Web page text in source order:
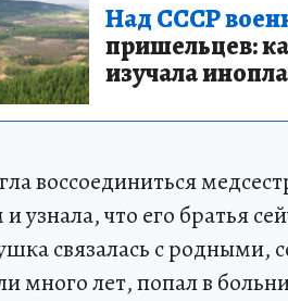
Над СССР
пришельцев:
изучала
воссоединиться
узнала, что его братья
связалась с родными,
много лет, попал в